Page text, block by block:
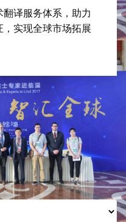
译服务体系，助力
实现全球市场拓展